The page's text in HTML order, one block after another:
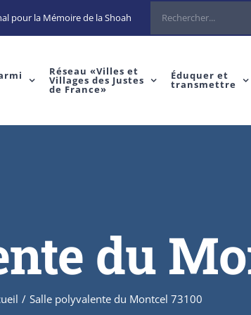
pour la Mémoire de la Shoah Rechercher
Réseau «Villes et
Villages des Justes
de France»
Éduquer et
transmettre
du
/ Salle polyvalente du Montcel 73100